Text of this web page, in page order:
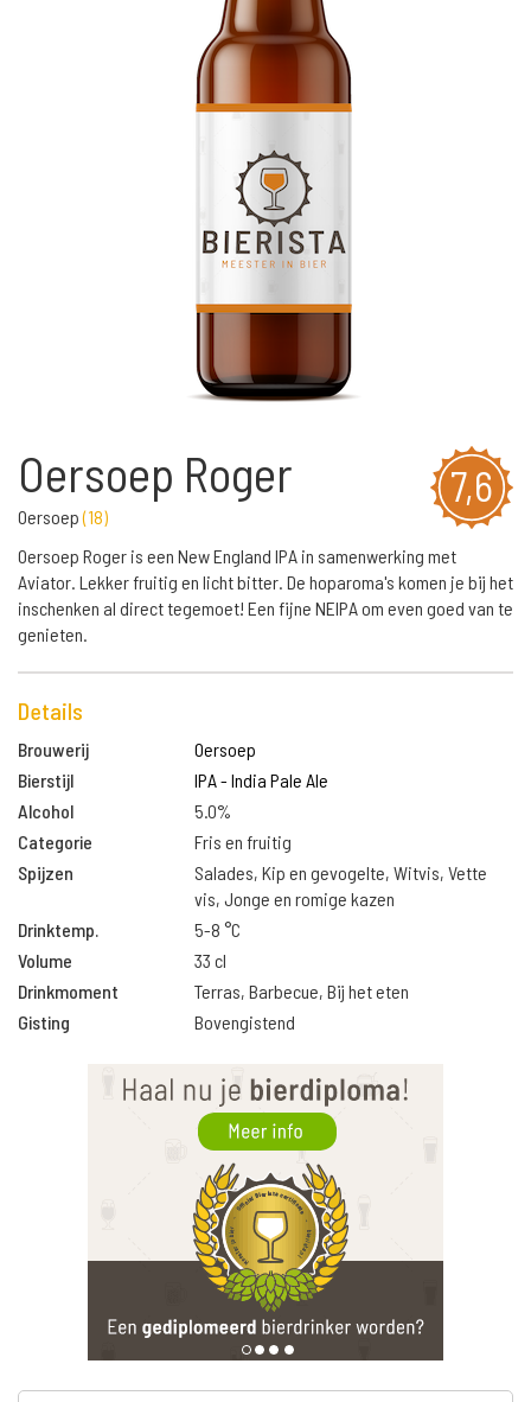
7,6
Oersoep Roger
Oersoep(18)
Oersoep Roger is een New England IPA in samenwerking met
Aviator. Lekker fruitig en licht bitter. De hoparoma's komen je bij het
inschenken al direct tegemoet! Een fijne NEIPA om even goed van te
genieten.
Details
Brouwerij
Oersoep
Bierstijl
IPA - India Pale Ale
Alcohol
5.0%
Categorie
Fris en fruitig
Spijzen
Salades, Kip en gevogelte, Witvis, Vette
vis, Jonge en romige kazen
Drinktemp.
5-8 °C
Volume
33 cl
Drinkmoment
Terras, Barbecue, Bij het eten
Gisting
Bovengistend